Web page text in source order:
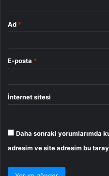
Ad *
E-posta *
İnternet sitesi
Daha sonraki yorumlarımda
adresim ve site adresim bu